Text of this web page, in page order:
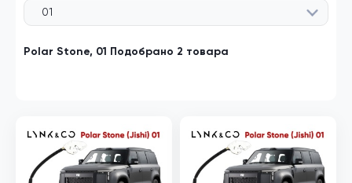
01
Polar Stone, 01 Подобрано 2 товара